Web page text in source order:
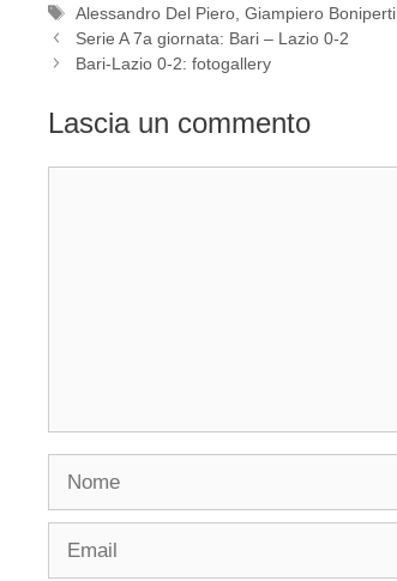
Tag
Alessandro Del Piero ,Giampiero Boniperti
Serie A 7a giornata: Bari – Lazio 0-2
Bari-Lazio 0-2: fotogallery
Lascia un commento
Nome
Email